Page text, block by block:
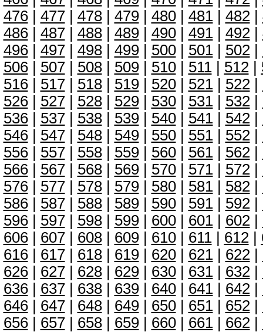
476| 477| 478| 479| 480| 481| 482|
486| 487| 488| 489| 490| 491| 492|
496| 497| 498| 499| 500| 501| 502|
506| 507| 508| 509| 510| 511| 512|
516| 517| 518| 519| 520| 521| 522|
526| 527| 528| 529| 530| 531| 532|
536| 537| 538| 539| 540| 541| 542|
546| 547| 548| 549| 550| 551| 552|
556| 557| 558| 559| 560| 561| 562|
566| 567| 568| 569| 570| 571| 572|
576| 577| 578| 579| 580| 581| 582|
586| 587| 588| 589| 590| 591| 592|
596| 597| 598| 599| 600| 601| 602|
606| 607| 608| 609| 610| 611| 612|
616| 617| 618| 619| 620| 621| 622|
626| 627| 628| 629| 630| 631| 632|
636| 637| 638| 639| 640| 641| 642|
646| 647| 648| 649| 650| 651| 652|
656| 657| 658| 659| 660| 661| 662|